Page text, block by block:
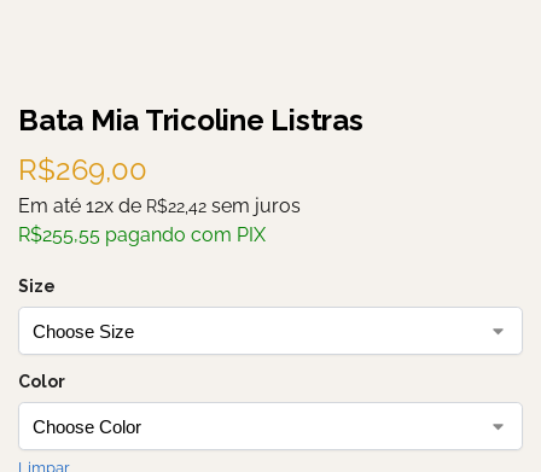
Bata Mia Tricoline Listras
R$269,00
Em até 12x de R$22,42 sem juros
R$255,55 pagando com PIX
Size
Color
Limpar